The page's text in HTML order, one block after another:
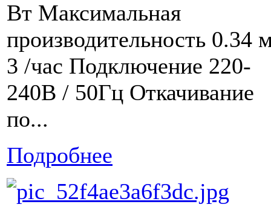
Вт Максимальная
производительность 0.34
3 /час Подключение 220-
240В / 50Гц Откачивание
по...
Подробнее